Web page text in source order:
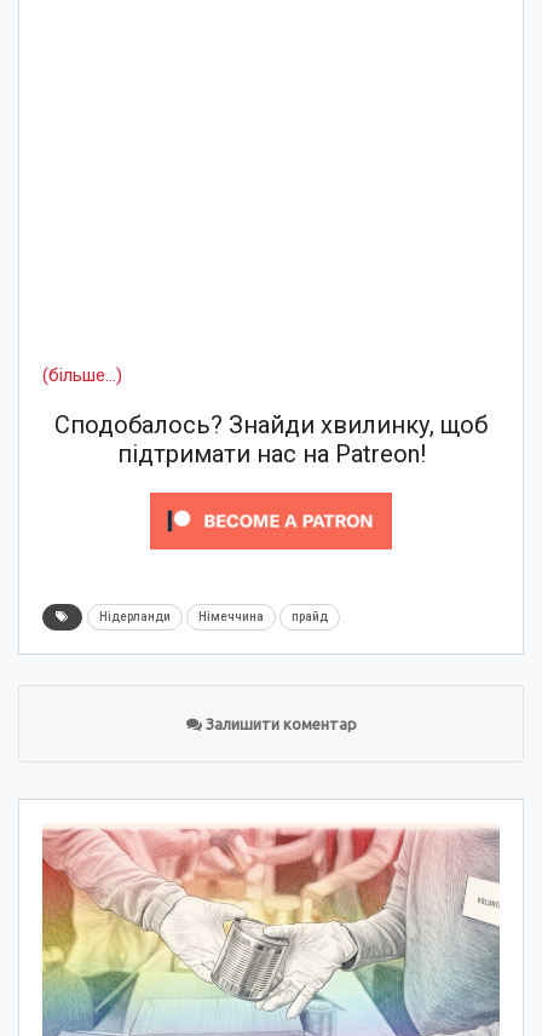
(більше…)
Сподобалось? Знайди хвилинку, щоб
підтримати нас на Patreon!
Нідерланди Німеччина прайд
Залишити коментар